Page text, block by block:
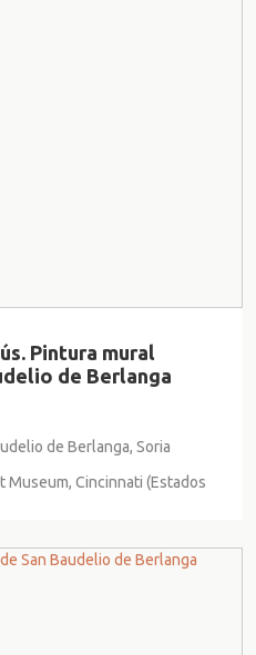
Pintura mural
de Berlanga
de Berlanga, Soria
Museum, Cincinnati (Estados